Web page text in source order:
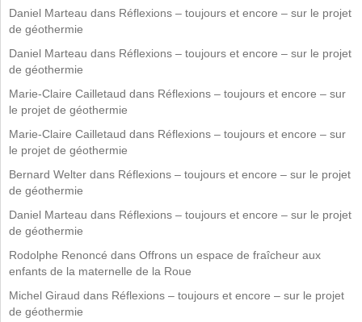
Daniel Marteau dans Réflexions – toujours et encore – sur le projet
de géothermie
Daniel Marteau dans Réflexions – toujours et encore – sur le projet
de géothermie
Marie-Claire Cailletaud dans Réflexions – toujours et encore – sur
le projet de géothermie
Marie-Claire Cailletaud dans Réflexions – toujours et encore – sur
le projet de géothermie
Bernard Welter dans Réflexions – toujours et encore – sur le projet
de géothermie
Daniel Marteau dans Réflexions – toujours et encore – sur le projet
de géothermie
Rodolphe Renoncé dans Offrons un espace de fraîcheur aux
enfants de la maternelle de la Roue
Michel Giraud dans Réflexions – toujours et encore – sur le projet
de géothermie